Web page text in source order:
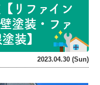
リファイン
塗装・ファ
装】
2023.04.30 (Sun)